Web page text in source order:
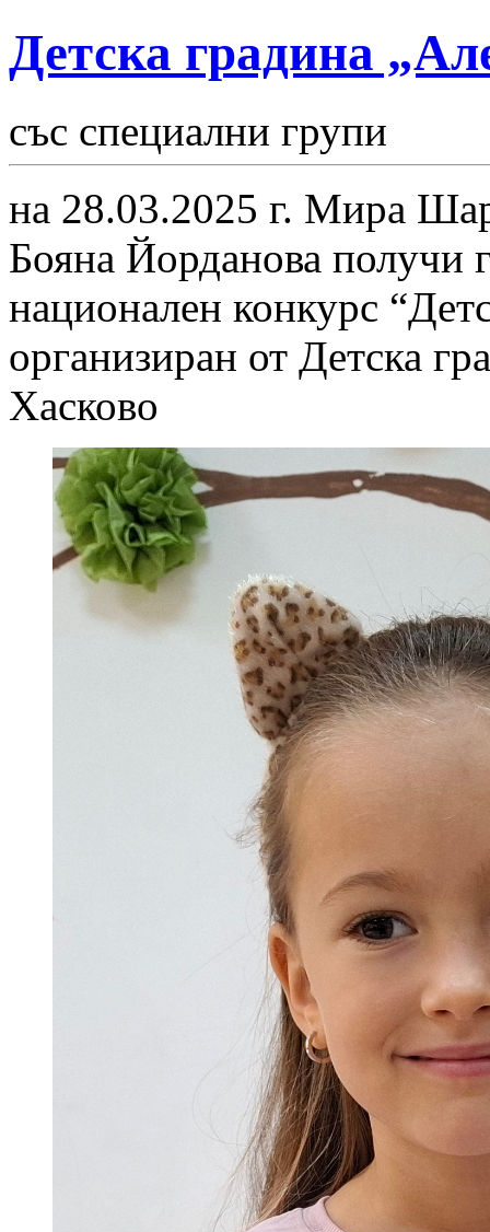
Детска градина
със специални групи
на 28.03.2025 г. Мира
Бояна Йорданова получи
национален конкурс
организиран от Детска
Хасково